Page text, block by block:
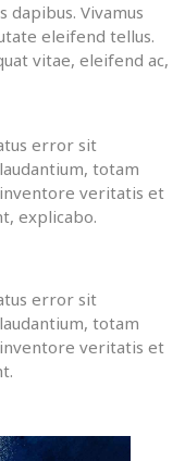
dapibus. Vivamus
eleifend tellus.
vitae, eleifend ac,
error sit
totam
veritatis et
explicabo.
error sit
totam
veritatis et